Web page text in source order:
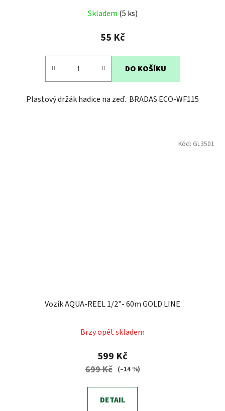
Skladem (5 ks)
55 Kč
DO KOŠÍKU
Plastový držák hadice na zeď. BRADAS ECO-WF115
Vozík AQUA-REEL 1/2"- 60m GOLD LINE
hodnocení
produktu
je
z
5
Brzy opět skladem
599 Kč
699 Kč (–14 %)
DETAIL
Kód: GL3501